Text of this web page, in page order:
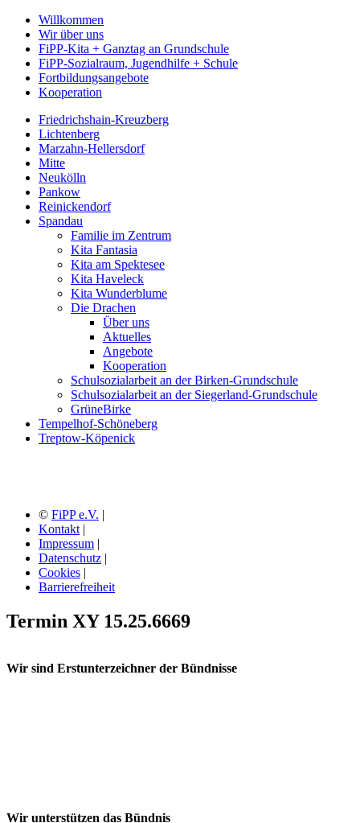
Willkommen
Wir über uns
FiPP-Kita + Ganztag an Grundschule
FiPP-Sozialraum, Jugendhilfe + Schule
Fortbildungsangebote
Kooperation
Friedrichshain-Kreuzberg
Lichtenberg
Marzahn-Hellersdorf
Mitte
Neukölln
Pankow
Reinickendorf
Spandau
Familie im Zentrum
Kita Fantasia
Kita am Spektesee
Kita Haveleck
Kita Wunderblume
Die Drachen
Über uns
Aktuelles
Angebote
Kooperation
Schulsozialarbeit an der Birken-Grundschule
Schulsozialarbeit an der Siegerland-Grundschule
GrüneBirke
Tempelhof-Schöneberg
Treptow-Köpenick
© FiPP e.V. |
Kontakt |
Impressum |
Datenschutz |
Cookies |
Barrierefreiheit
Termin XY 15.25.6669
Wir sind Erstunterzeichner der Bündnisse
Wir unterstützen das Bündnis